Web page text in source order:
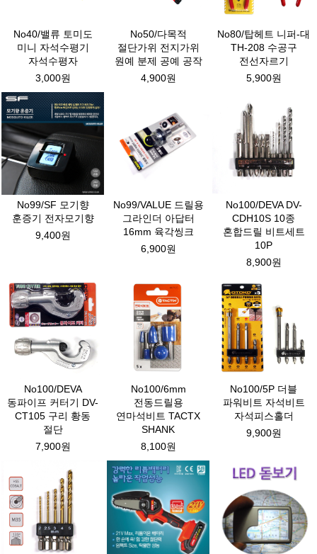
No40/밸류 토미도
미니 자석수평기
자석수평자
3,000원
No50/다목적
절단가위 전지가위
원예 분제 공예 공작
4,900원
No80/탑헤트 니퍼-대
TH-208 수공구
전선자르기
5,900원
No99/SF 모기향
훈증기 전자모기향
9,400원
No99/VALUE 드릴용
그라인더 아답터
16mm 육각씽크
6,900원
No100/DEVA DV-
CDH10S 10종
혼합드릴 비트세트
10P
8,900원
No100/DEVA
동파이프 커터기 DV-
CT105 구리 황동
절단
7,900원
No100/6mm
전동드릴용
연마석비트 TACTX
SHANK
8,100원
No100/5P 더블
파워비트 자석비트
자석피스홀더
9,900원